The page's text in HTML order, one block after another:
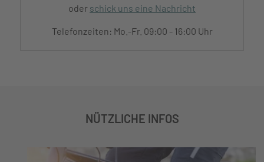
oder schick uns eine Nachricht
Telefonzeiten: Mo.-Fr. 09:00 - 16:00 Uhr
NÜTZLICHE INFOS